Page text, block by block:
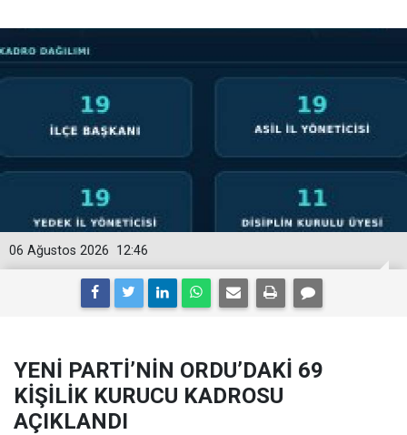
12:46
06 Ağustos 2026
YENİ PARTİ’NİN ORDU’DAKİ 69
KİŞİLİK KURUCU KADROSU
AÇIKLANDI